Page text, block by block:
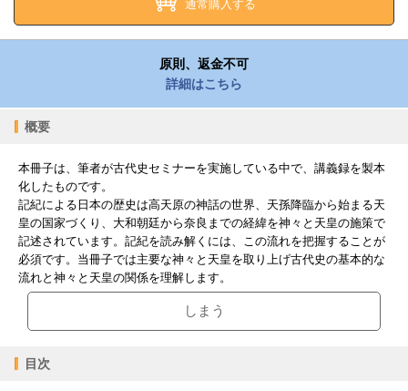
通常購入する
原則、返金不可
詳細はこちら
概要
本冊子は、筆者が古代史セミナーを実施している中で、講義録を製本
化したものです。
記紀による日本の歴史は高天原の神話の世界、天孫降臨から始まる天
皇の国家づくり、大和朝廷から奈良までの経緯を神々と天皇の施策で
記述されています。記紀を読み解くには、この流れを把握することが
必須です。当冊子では主要な神々と天皇を取り上げ古代史の基本的な
流れと神々と天皇の関係を理解します。
しまう
目次